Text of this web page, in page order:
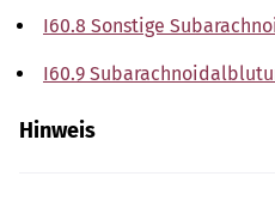
I60.8 Sonstige
I60.9
Hinweis